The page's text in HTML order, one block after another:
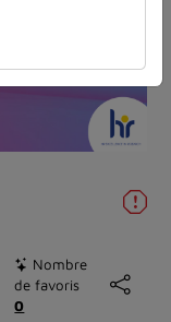
Nombre
de favoris
0